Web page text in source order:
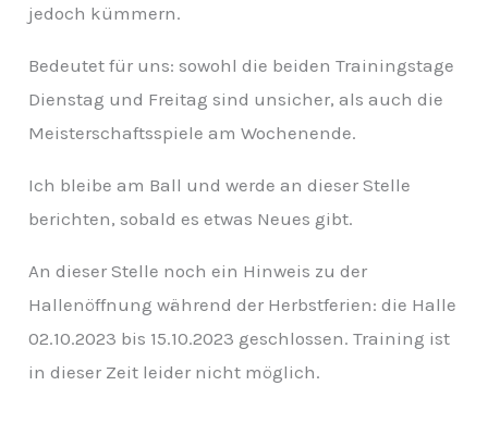
jedoch kümmern.
Bedeutet für uns: sowohl die beiden Trainingstage
Dienstag und Freitag sind unsicher, als auch die
Meisterschaftsspiele am Wochenende.
Ich bleibe am Ball und werde an dieser Stelle
berichten, sobald es etwas Neues gibt.
An dieser Stelle noch ein Hinweis zu der
Hallenöffnung während der Herbstferien: die Halle
02.10.2023 bis 15.10.2023 geschlossen. Training ist
in dieser Zeit leider nicht möglich.